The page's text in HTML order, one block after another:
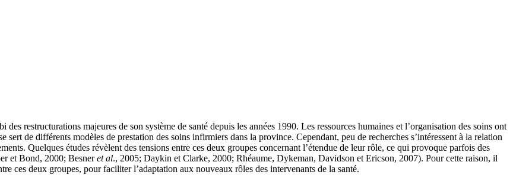
restructurations majeures de son système de santé depuis les années 1990. Les ressources humaines et l’organisation des soins ont
sert de différents modèles de prestation des soins infirmiers dans la province. Cependant, peu de recherches s’intéressent à la relation
Quelques études révèlent des tensions entre ces deux groupes concernant l’étendue de leur rôle, ce qui provoque parfois des
et Bond, 2000; Besneret al., 2005; Daykin et Clarke, 2000; Rhéaume, Dykeman, Davidson et Ericson, 2007). Pour cette raison, il
ces deux groupes, pour faciliter l’adaptation aux nouveaux rôles des intervenants de la santé.